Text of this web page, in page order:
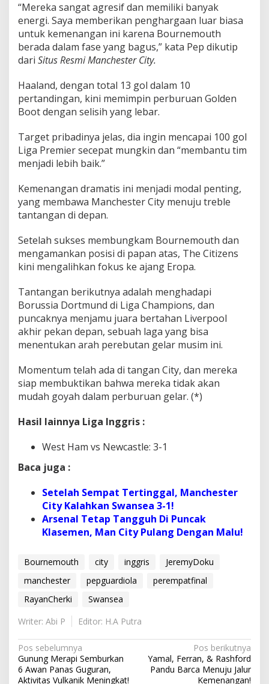
“Mereka sangat agresif dan memiliki banyak
energi. Saya memberikan penghargaan luar biasa
untuk kemenangan ini karena Bournemouth
berada dalam fase yang bagus,” kata Pep dikutip
dari Situs Resmi Manchester City.
Haaland, dengan total 13 gol dalam 10
pertandingan, kini memimpin perburuan Golden
Boot dengan selisih yang lebar.
Target pribadinya jelas, dia ingin mencapai 100 gol
Liga Premier secepat mungkin dan “membantu tim
menjadi lebih baik.”
Kemenangan dramatis ini menjadi modal penting,
yang membawa Manchester City menuju treble
tantangan di depan.
Setelah sukses membungkam Bournemouth dan
mengamankan posisi di papan atas, The Citizens
kini mengalihkan fokus ke ajang Eropa.
Tantangan berikutnya adalah menghadapi
Borussia Dortmund di Liga Champions, dan
puncaknya menjamu juara bertahan Liverpool
akhir pekan depan, sebuah laga yang bisa
menentukan arah perebutan gelar musim ini.
Momentum telah ada di tangan City, dan mereka
siap membuktikan bahwa mereka tidak akan
mudah goyah dalam perburuan gelar. (*)
Hasil lainnya Liga Inggris :
West Ham vs Newcastle: 3-1
Baca juga :
Setelah Sempat Tertinggal, Manchester
City Kalahkan Swansea 3-1!
Arsenal Tetap Tangguh Di Puncak
Klasemen, Man City Pulang Dengan Malu!
Bournemouth city inggris
JeremyDoku
manchester
pepguardiola
perempatfinal
RayanCherki
Swansea
Writer: Abi P
Editor: H.A Putra
N
a
Pos sebelumnya
Gunung Merapi Semburkan
6 Awan Panas Guguran,
Aktivitas Vulkanik Meningkat!
Pos berikutnya
Yamal, Ferran, & Rashford
Pandu Barca Menuju Jalur
Kemenangan!